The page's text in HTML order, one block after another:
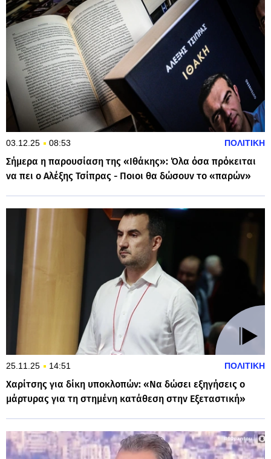
03.12.25 08:53 ΠΟΛΙΤΙΚΗ
Σήμερα η παρουσίαση της «Ιθάκης»: Όλα όσα πρόκειται
να πει ο Αλέξης Τσίπρας - Ποιοι θα δώσουν το «παρών»
25.11.25 14:51 ΠΟΛΙΤΙΚΗ
Χαρίτσης για δίκη υποκλοπών: «Να δώσει εξηγήσεις ο
μάρτυρας για τη στημένη κατάθεση στην Εξεταστική»